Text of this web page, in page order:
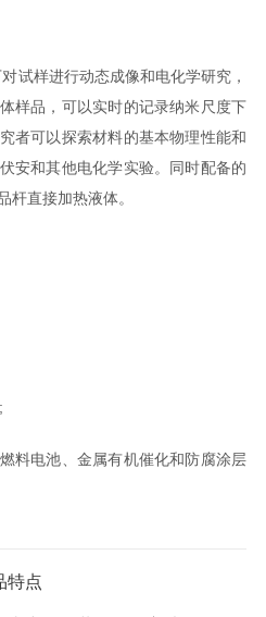
样进行动态成像和电化学研究，
样品，可以实时的记录纳米尺度下
者可以探索材料的基本物理性能和
安和其他电化学实验。同时配备的
杆直接加热液体。
电池、金属有机催化和防腐涂层
特点